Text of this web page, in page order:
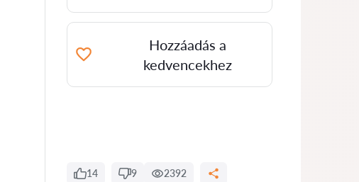
Hozzáadás a
kedvencekhez
14 9 2392